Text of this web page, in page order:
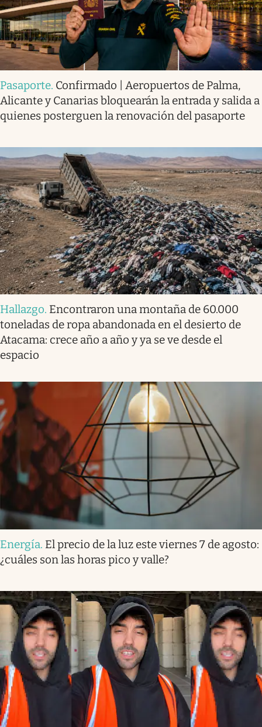
Pasaporte. Confirmado | Aeropuertos de Palma,
Alicante y Canarias bloquearán la entrada y salida a
quienes posterguen la renovación del pasaporte
Hallazgo. Encontraron una montaña de 60.000
toneladas de ropa abandonada en el desierto de
Atacama: crece año a año y ya se ve desde el
espacio
Energía. El precio de la luz este viernes 7 de agosto:
¿cuáles son las horas pico y valle?